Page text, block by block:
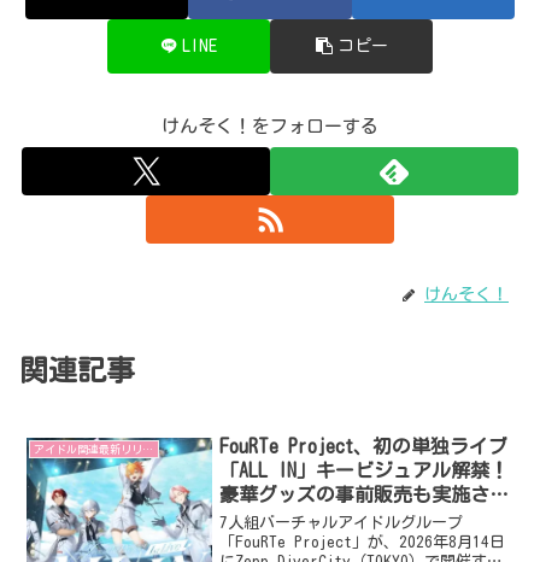
LINE コピー
けんそく！をフォローする
けんそく！
関連記事
アイドル関連最新リリース
FouRTe Project、初の単独ライブ
「ALL IN」キービジュアル解禁！
豪華グッズの事前販売も実施され
ました！
7人組バーチャルアイドルグループ
「FouRTe Project」が、2026年8月14日